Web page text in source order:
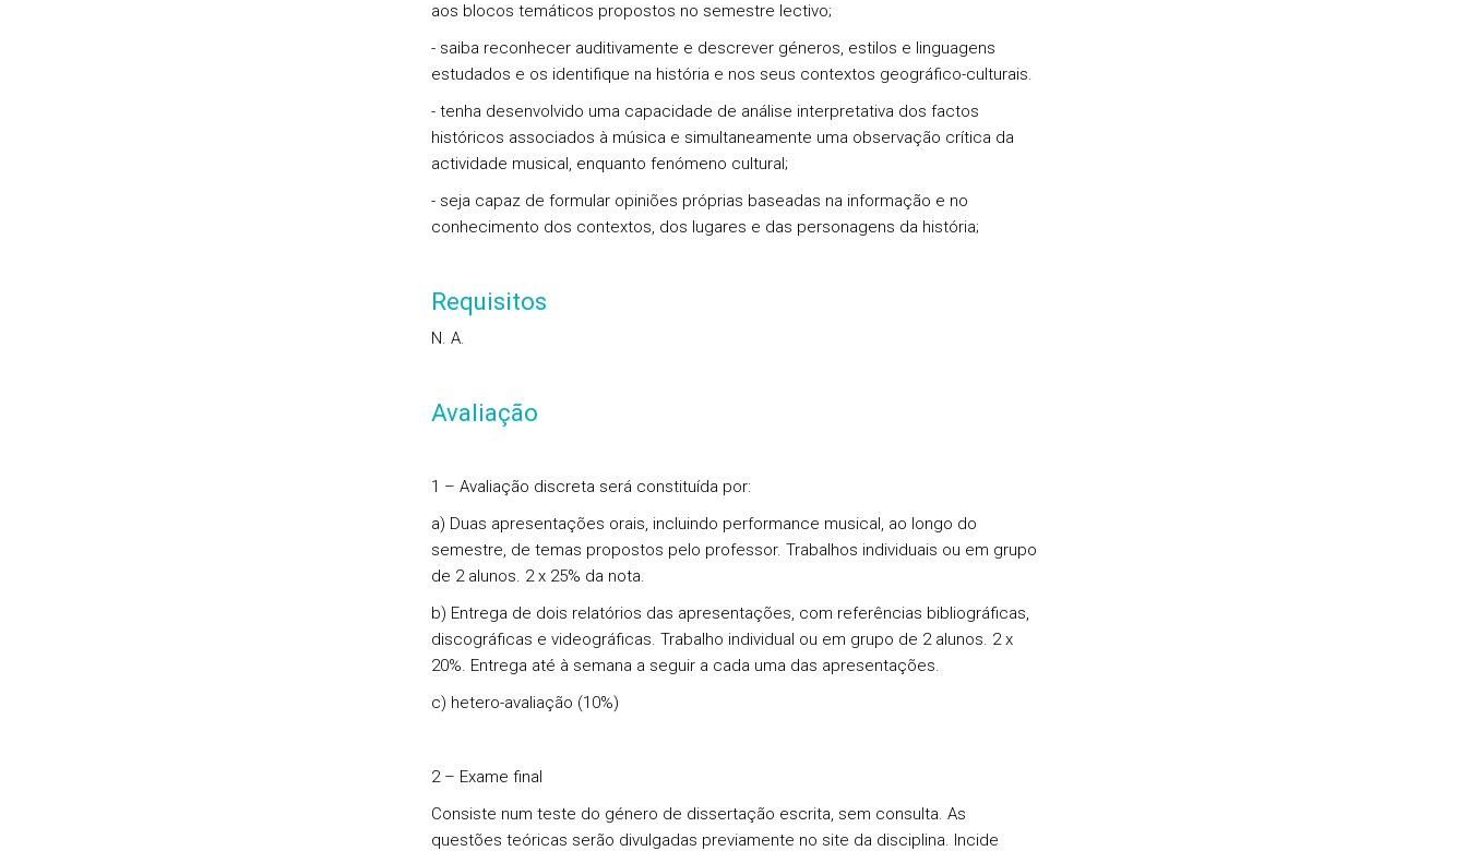
aos blocos temáticos propostos no semestre lectivo;
- saiba reconhecer auditivamente e descrever géneros, estilos e linguagens
estudados e os identifique na história e nos seus contextos geográfico-culturais.
- tenha desenvolvido uma capacidade de análise interpretativa dos factos
históricos associados à música e simultaneamente uma observação crítica da
actividade musical, enquanto fenómeno cultural;
- seja capaz de formular opiniões próprias baseadas na informação e no
conhecimento dos contextos, dos lugares e das personagens da história;
Requisitos
N. A.
Avaliação
1 – Avaliação discreta será constituída por:
a) Duas apresentações orais, incluindo performance musical, ao longo do
semestre, de temas propostos pelo professor. Trabalhos individuais ou em grupo
de 2 alunos. 2 x 25% da nota.
b) Entrega de dois relatórios das apresentações, com referências bibliográficas,
discográficas e videográficas. Trabalho individual ou em grupo de 2 alunos. 2 x
20%. Entrega até à semana a seguir a cada uma das apresentações.
c) hetero-avaliação (10%)
2 – Exame final
Consiste num teste do género de dissertação escrita, sem consulta. As
questões teóricas serão divulgadas previamente no site da disciplina. Incide